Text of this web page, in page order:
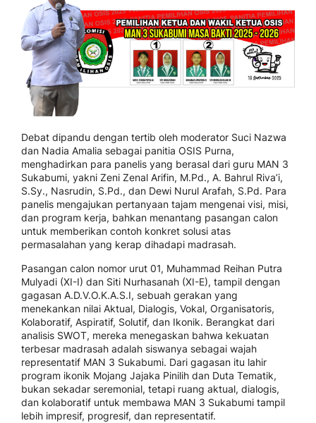
Debat dipandu dengan tertib oleh moderator Suci Nazwa
dan Nadia Amalia sebagai panitia OSIS Purna,
menghadirkan para panelis yang berasal dari guru MAN 3
Sukabumi, yakni Zeni Zenal Arifin, M.Pd., A. Bahrul Riva’i,
S.Sy., Nasrudin, S.Pd., dan Dewi Nurul Arafah, S.Pd. Para
panelis mengajukan pertanyaan tajam mengenai visi, misi,
dan program kerja, bahkan menantang pasangan calon
untuk memberikan contoh konkret solusi atas
permasalahan yang kerap dihadapi madrasah.
Pasangan calon nomor urut 01, Muhammad Reihan Putra
Mulyadi (XI-I) dan Siti Nurhasanah (XI-E), tampil dengan
gagasan A.D.V.O.K.A.S.I, sebuah gerakan yang
menekankan nilai Aktual, Dialogis, Vokal, Organisatoris,
Kolaboratif, Aspiratif, Solutif, dan Ikonik. Berangkat dari
analisis SWOT, mereka menegaskan bahwa kekuatan
terbesar madrasah adalah siswanya sebagai wajah
representatif MAN 3 Sukabumi. Dari gagasan itu lahir
program ikonik Mojang Jajaka Pinilih dan Duta Tematik,
bukan sekadar seremonial, tetapi ruang aktual, dialogis,
dan kolaboratif untuk membawa MAN 3 Sukabumi tampil
lebih impresif, progresif, dan representatif.